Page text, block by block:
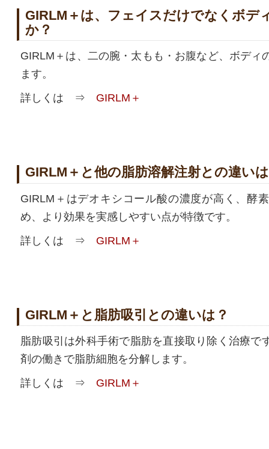
GIRLM＋は、フェイスだけでなくボデ
か？
GIRLM＋は、二の腕・太もも・お腹など、ボディ
ます。
詳しくは ⇒ GIRLM＋
GIRLM＋と他の脂肪溶解注射との違い
GIRLM＋はデオキシコール酸の濃度が高く、酵
め、より効果を実感しやすい点が特徴です。
詳しくは ⇒ GIRLM＋
GIRLM＋と脂肪吸引との違いは？
脂肪吸引は外科手術で脂肪を直接取り除く治療で
剤の働きで脂肪細胞を分解します。
詳しくは ⇒ GIRLM＋